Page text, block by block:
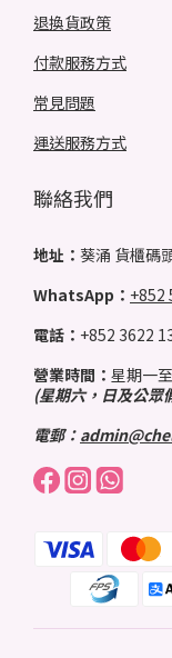
退換貨政策
付款服務方式
常見問題
運送服務方式
聯絡我們
地址： 葵涌 貨櫃碼
WhatsApp： +852
電話： +852 3622
營業時間： 星期一
(星期六，日及公眾
電郵：